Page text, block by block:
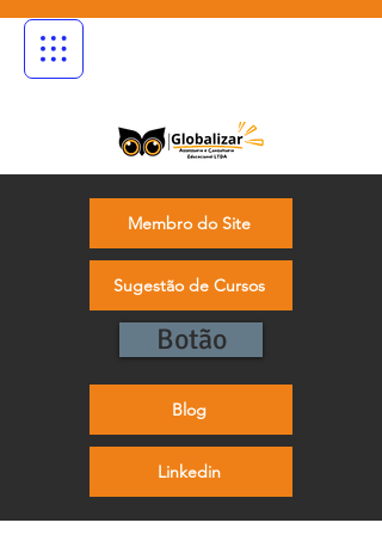
Membro do Site
Sugestão de Cursos
Botão
Blog
Linkedin